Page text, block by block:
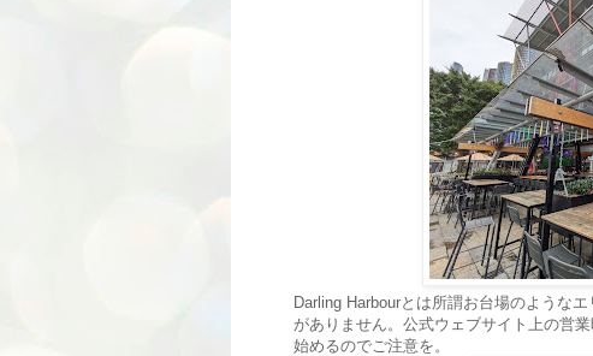
Darling Harbourとは所謂お台場のような
がありません。公式ウェブサイト上の営
始めるのでご注意を。